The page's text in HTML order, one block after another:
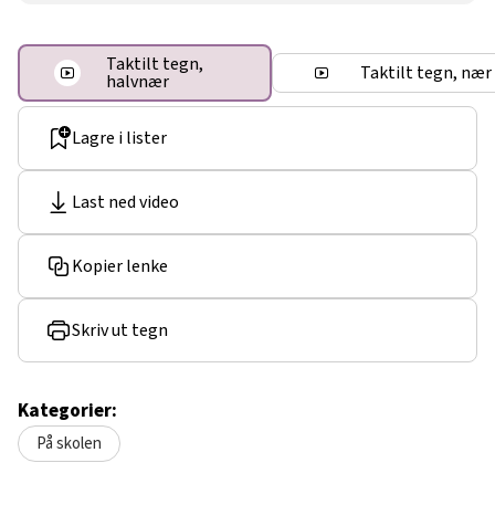
Lagre i lister
Last ned video
Kopier lenke
Skriv ut tegn
Kategorier:
På skolen
Taktilt tegn,
halvnær Taktilt tegn, nær